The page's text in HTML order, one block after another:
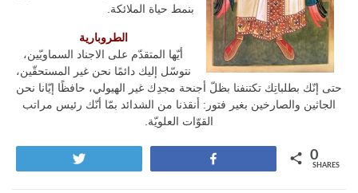
بنمط حياة الملائكة.
الطروبارية
أيّها المتقدّم على الاجناد السماويّين،
نتوسّل إليك دائمًا نحن غير المستحقّين،
حتى إنّك بطلباتِك تكتنفنا بظلّ أجنحة مجدِك غير الهيولي، حافظًا إيّانا نحن
الجاثين والصارخين بغير فتور: أنقذنا من الشدائد بمّا أنّك رئيس مراتب
القوّات العلويّة.
0
SHARES